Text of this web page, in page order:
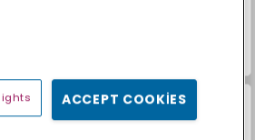
ACCEPT COOKIES